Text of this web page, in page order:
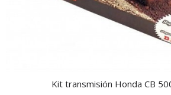
Kit transmisión Honda CB